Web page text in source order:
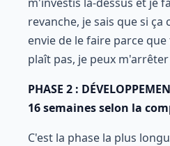
revanche, je sais que si ça
envie de le faire parce
plaît pas, je peux
PHASE 2 :
16 semaines selon la
C'est la phase la plus